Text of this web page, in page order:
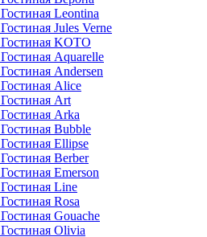
Гостиная Leontina
Гостиная Jules Verne
Гостиная KOTO
Гостиная Aquarelle
Гостиная Andersen
Гостиная Alice
Гостиная Art
Гостиная Arka
Гостиная Bubble
Гостиная Ellipse
Гостиная Berber
Гостиная Emerson
Гостиная Line
Гостиная Rosa
Гостиная Gouache
Гостиная Olivia